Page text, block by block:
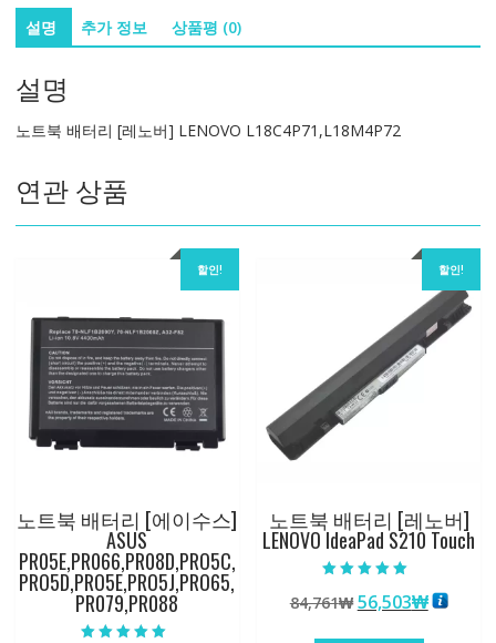
[레
노
LENOVO
L18C4P71,L18M4P72
수
설명 추가 정보 상품평 (0)
설명
노트북 배터리 [레노버] LENOVO L18C4P71,L18M4P72
연관 상품
할인!
노트북 배터리 [에이수스]
ASUS
PR05E,PR066,PR08D,PRO5C,
PRO5D,PRO5E,PRO5J,PRO65,
PR079,PR088
할인!
노트북 배터리 [레노버]
LENOVO IdeaPad S210 Touch
5.00
로 평가됨
84,761₩ 원
56,503₩현